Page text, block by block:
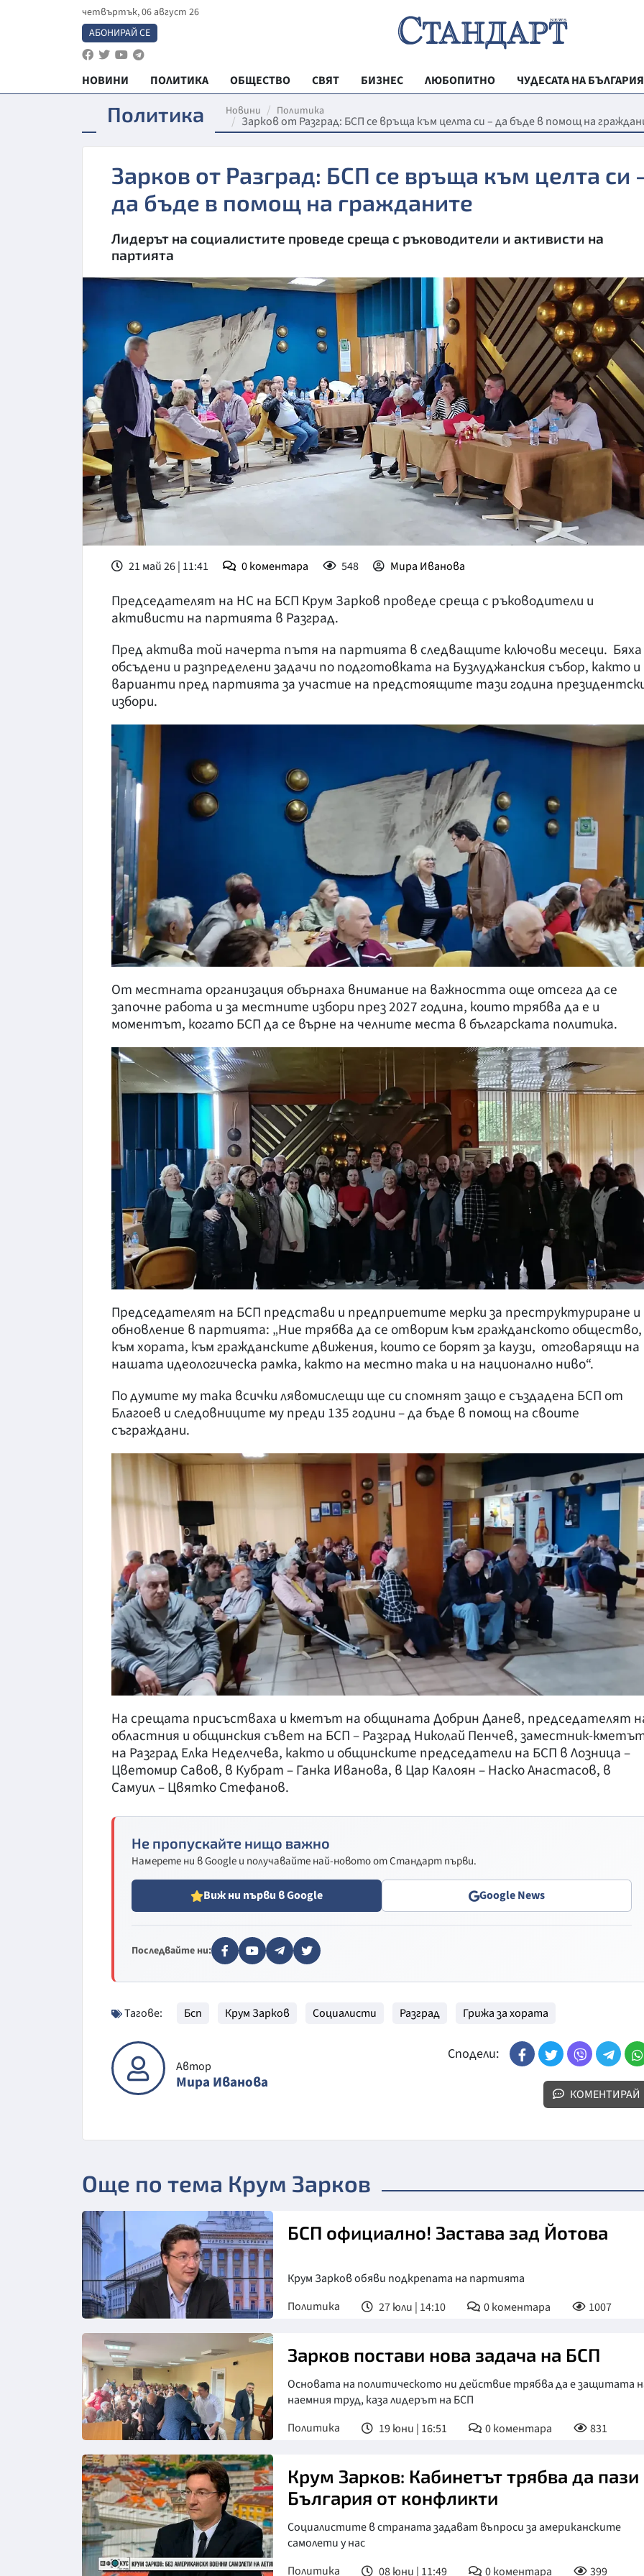
четвъртък, 06 август 26
АБОНИРАЙ СЕ
НОВИНИ ПОЛИТИКА ОБЩЕСТВО СВЯТ БИЗНЕС ЛЮБОПИТНО
ЧУДЕСАТА НА БЪЛГАРИЯ
ВЕСТНИК
ЗДРАВЕ
МОЯТ ГРАД
ДА!НА
ДА! НА
КУЛТУРА
ПРАВОСЪДИЕ
КРИМИ
ВЯРА
ВОЙНАТА В
ВРЕМЕТО
Политика Новини Политика
Зарков от Разград: БСП се връща към целта си – да бъде в помощ на
Зарков от Разград: БСП се връща към целта си
да бъде в помощ на гражданите
Лидерът на социалистите проведе среща с ръководители и активисти на
партията
21 май 26 | 11:41 0коментара 548 Мира Иванова
Председателят на НС на БСП Крум Зарков проведе среща с ръководители и
активисти на партията в Разград.
Пред актива той начерта пътя на партията в следващите ключови месеци. Бяха
обсъдени и разпределени задачи по подготовката на Бузлуджанския събор, както и
варианти пред партията за участие на предстоящите тази година
избори.
От местната организация обърнаха внимание на важността още отсега да се
започне работа и за местните избори през 2027 година, които трябва да е и
моментът, когато БСП да се върне на челните места в българската политика.
Председателят на БСП представи и предприетите мерки за преструктуриране и
обновление в партията: „Ние трябва да се отворим към гражданското общество,
към хората, към гражданските движения, които се борят за каузи, отговарящи на
нашата идеологическа рамка, както на местно така и на национално ниво“.
По думите му така всички лявомислещи ще си спомнят защо е създадена БСП от
Благоев и следовниците му преди 135 години – да бъде в помощ на своите
съграждани.
На срещата присъстваха и кметът на общината Добрин Данев, председателят
областния и общинския съвет на БСП – Разград Николай Пенчев, заместник-
на Разград Елка Неделчева, както и общинските председатели на БСП в Лозница –
Цветомир Савов, в Кубрат – Ганка Иванова, в Цар Калоян – Наско Анастасов, в
Самуил – Цвятко Стефанов.
Не пропускайте нищо важно
Намерете ни в Google и получавайте най-новото от Стандарт първи.
Виж ни първи в Google Google News
Последвайте ни:
Тагове: Бсп Крум Зарков Социалисти Разград Грижа за хората
Автор
Мира Иванова
Сподели:
КОМЕНТИРАЙ
Още по тема Крум Зарков
БСП официално! Застава зад Йотова
Крум Зарков обяви подкрепата на партията
Политика
27 юли | 14:10 0коментара 1007
Зарков постави нова задача на БСП
Основата на политическото ни действие трябва да е защитата
наемния труд, каза лидерът на БСП
Политика
19 юни | 16:51 0коментара 831
Крум Зарков: Кабинетът трябва да пази
България от конфликти
Социалистите в страната задават въпроси за американските
самолети у нас
Политика
08 юни | 11:49 0коментара 399